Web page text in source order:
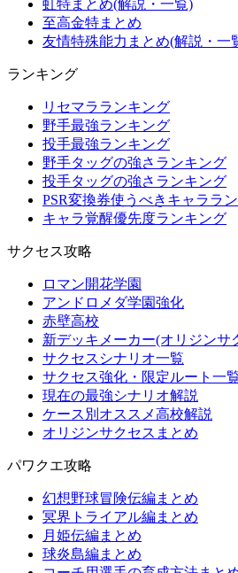
虹特まとめ(解説・一覧)
至高金特まとめ
友情特殊能力まとめ(解説・一
ランキング
リセマラランキング
野手最強ランキング
投手最強ランキング
野手タッグの強さランキング
投手タッグの強さランキング
PSR変換券使うべきキャララ
キャラ覚醒優先度ランキング
サクセス攻略
ロマン開花学園
アンドロメダ学園強化
赤壁高校
新デッキメーカー(オリジンサ
サクセスシナリオ一覧
サクセス強化・限定ルート一
現在の最強シナリオ解説
ケース別オススメ高校解説
オリジンサクセスまとめ
パワクエ攻略
幻想野球冒険伝編まとめ
冥界トライアル編まとめ
月姫伝編まとめ
球炎島編まとめ